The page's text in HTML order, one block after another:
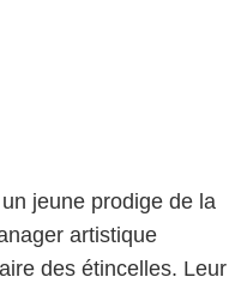
jeune prodige de la
artistique
des étincelles. Leur